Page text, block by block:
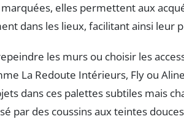
elles permettent aux
dans les lieux, facilitant ainsi leur
les murs ou choisir les
La Redoute Intérieurs, Fly ou
dans ces palettes subtiles mais
par des coussins aux teintes